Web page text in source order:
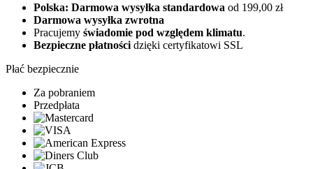
Polska: Darmowa wysyłka standardowa od 199,00 zł
Darmowa wysyłka zwrotna
Pracujemy świadomie pod względem klimatu.
Bezpieczne płatności dzięki certyfikatowi SSL
Płać bezpiecznie
Za pobraniem
Przedpłata